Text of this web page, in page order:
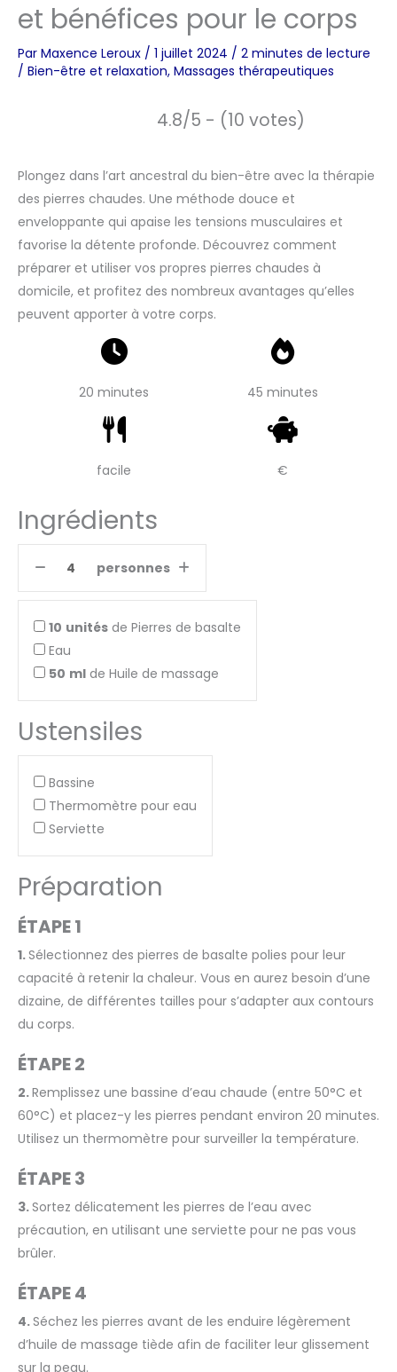
et bénéfices pour le corps
Par Maxence Leroux / 1 juillet 2024 / 2 minutes de lecture
/ Bien-être et relaxation, Massages thérapeutiques
4.8/5 - (10 votes)
Plongez dans l’art ancestral du bien-être avec la thérapie
des pierres chaudes. Une méthode douce et
enveloppante qui apaise les tensions musculaires et
favorise la détente profonde. Découvrez comment
préparer et utiliser vos propres pierres chaudes à
domicile, et profitez des nombreux avantages qu’elles
peuvent apporter à votre corps.
20 minutes 45 minutes
facile €
Ingrédients
personnes
10 unités de Pierres de basalte
Eau
50 ml de Huile de massage
Ustensiles
Bassine
Thermomètre pour eau
Serviette
Préparation
ÉTAPE 1
1.Sélectionnez des pierres de basalte polies pour leur
capacité à retenir la chaleur. Vous en aurez besoin d’une
dizaine, de différentes tailles pour s’adapter aux contours
du corps.
ÉTAPE 2
2.Remplissez une bassine d’eau chaude (entre 50°C et
60°C) et placez-y les pierres pendant environ 20 minutes.
Utilisez un thermomètre pour surveiller la température.
ÉTAPE 3
3.Sortez délicatement les pierres de l’eau avec
précaution, en utilisant une serviette pour ne pas vous
brûler.
ÉTAPE 4
4.Séchez les pierres avant de les enduire légèrement
d’huile de massage tiède afin de faciliter leur glissement
sur la peau.